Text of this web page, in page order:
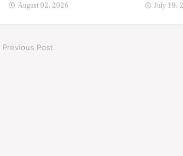
August 02, 2026 July 19,
Previous Post